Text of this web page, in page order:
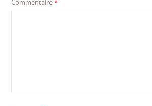
Commentaire*